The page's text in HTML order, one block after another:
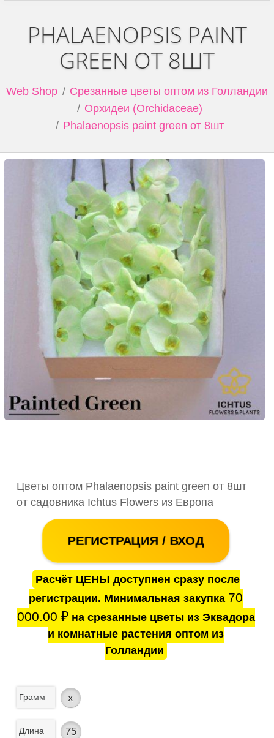
PHALAENOPSIS PAINT
GREEN ОТ 8ШТ
Web Shop
Срезанные цветы оптом из Голландии
Орхидеи (Orchidaceae)
Phalaenopsis paint green от 8шт
Цветы оптом Phalaenopsis paint green от 8шт
от садовника Ichtus Flowers из Европа
РЕГИСТРАЦИЯ / ВХОД
Расчёт ЦЕНЫ доступнен сразу после
регистрации. Минимальная закупка 70
000.00 ₽на срезанные цветы из Эквадора
и комнатные растения оптом из
Голландии
Грамм x
Длина 75